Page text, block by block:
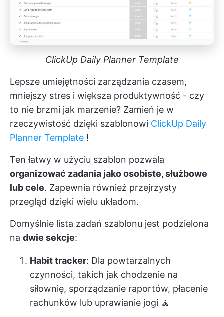
ClickUp Daily Planner Template
Lepsze umiejętności zarządzania czasem,
mniejszy stres i większa produktywność - czy
to nie brzmi jak marzenie? Zamień je w
rzeczywistość dzięki szablonowi ClickUp Daily
Planner Template !
Ten łatwy w użyciu szablon pozwala
organizować zadania jako osobiste, służbowe
lub cele. Zapewnia również przejrzysty
przegląd dzięki wielu układom.
Domyślnie lista zadań szablonu jest podzielona
na dwie sekcje:
Habit tracker: Dla powtarzalnych
czynności, takich jak chodzenie na
siłownię, sporządzanie raportów, płacenie
rachunków lub uprawianie jogi 🧘